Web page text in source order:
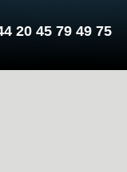
20 45 79 49 75